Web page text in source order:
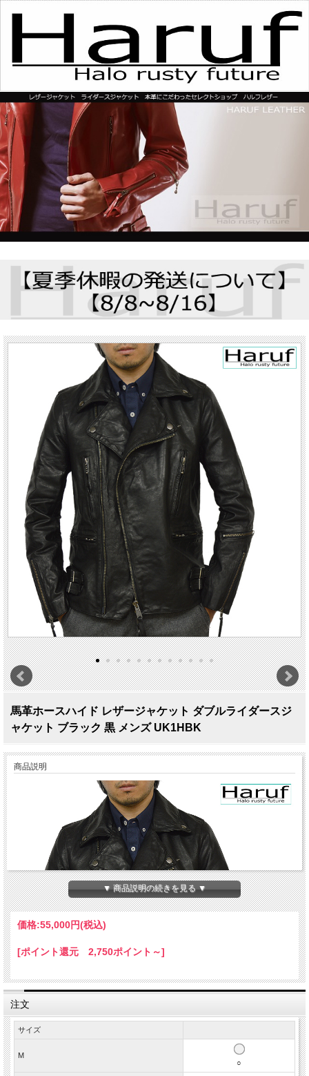
馬革ホースハイド レザージャケット ダブルライダースジ
ャケット ブラック 黒 メンズ UK1HBK
商品説明
▼ 商品説明の続きを見る ▼
価格:55,000円(税込)
[ポイント還元 2,750ポイント～]
注文
サイズ
M
○